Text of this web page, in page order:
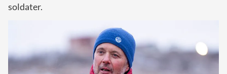
soldater.